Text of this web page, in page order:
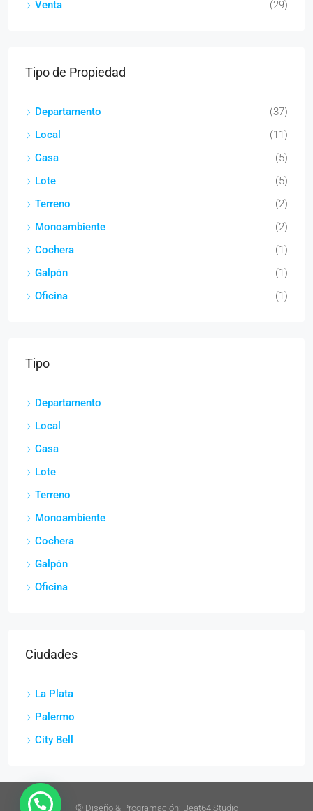
Venta
(29)
Tipo de Propiedad
Departamento
(37)
Local
(11)
Casa
(5)
Lote
(5)
Terreno
(2)
Monoambiente
(2)
Cochera
(1)
Galpón
(1)
Oficina
(1)
Tipo
Departamento
Local
Casa
Lote
Terreno
Monoambiente
Cochera
Galpón
Oficina
Ciudades
La Plata
Palermo
City Bell
© Diseño & Programación: Beat64 Studio